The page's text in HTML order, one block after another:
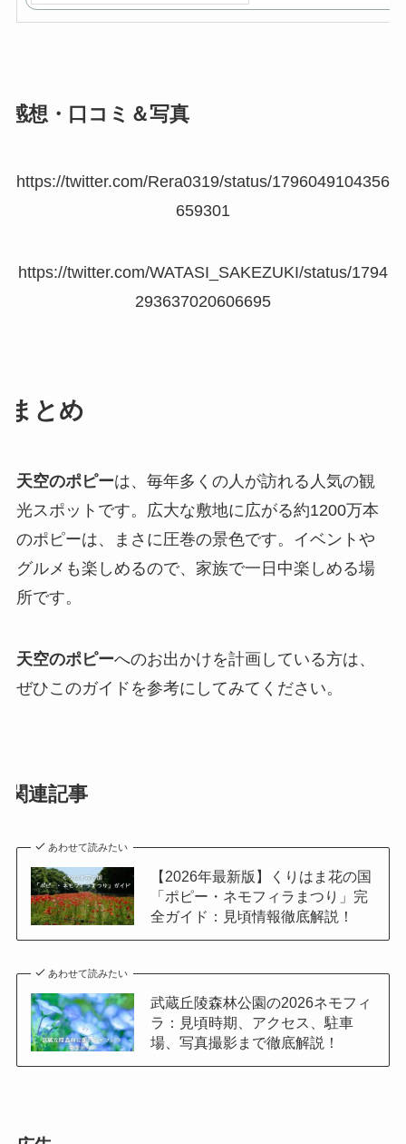
感想・口コミ＆写真
https://twitter.com/Rera0319/status/1796049104356
659301
https://twitter.com/WATASI_SAKEZUKI/status/1794
293637020606695
まとめ
天空のポピーは、毎年多くの人が訪れる人気の観
光スポットです。広大な敷地に広がる約1200万本
のポピーは、まさに圧巻の景色です。イベントや
グルメも楽しめるので、家族で一日中楽しめる場
所です。
天空のポピーへのお出かけを計画している方は、
ぜひこのガイドを参考にしてみてください。
関連記事
あわせて読みたい
【2026年最新版】くりはま花の国
「ポピー・ネモフィラまつり」完
全ガイド：見頃情報徹底解説！
あわせて読みたい
武蔵丘陵森林公園の2026ネモフィ
ラ：見頃時期、アクセス、駐車
場、写真撮影まで徹底解説！